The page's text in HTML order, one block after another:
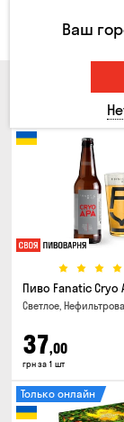
Все товары
Пиво Fanatic Cryo
Светлое,
37,00
грн за 1 шт
Только онлайн
Ваш